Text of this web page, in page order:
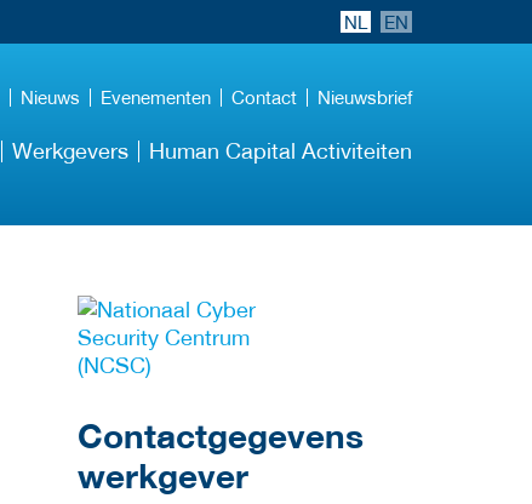
NL EN
Nieuws Evenementen Contact Nieuwsbrief
Werkgevers Human Capital Activiteiten
Meer werkgever
details
Contactgegevens
werkgever